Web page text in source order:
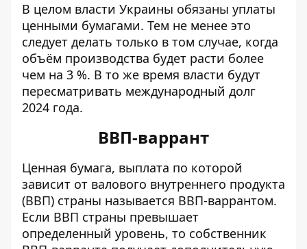
В целом власти Украины обязаны уплаты
ценными бумагами. Тем не менее это
следует делать только в том случае, когда
объём производства будет расти более
чем на 3 %. В то же время власти будут
пересматривать международный долг
2024 года.
ВВП-варрант
Ценная бумага, выплата по которой
зависит от валового внутреннего продукта
(ВВП) страны называется ВВП-варрантом.
Если ВВП страны превышает
определенный уровень, то собственник